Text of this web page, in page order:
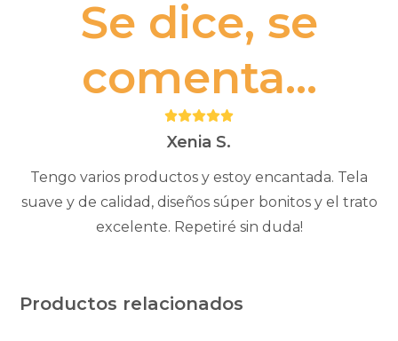
Se dice, se
comenta...
Puntuación:
5Xenia S.
Tengo varios productos y estoy encantada. Tela
suave y de calidad, diseños súper bonitos y el trato
excelente. Repetiré sin duda!
Productos relacionados